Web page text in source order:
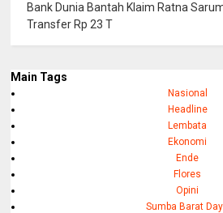
Bank Dunia Bantah Klaim Ratna
Transfer Rp 23 T
Main Tags
Nasional
Headline
Lembata
Ekonomi
Ende
Flores
Opini
Sumba Barat